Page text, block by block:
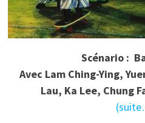
Scénario :
Avec Lam Ching-Ying,
Lau, Ka Lee, Chung